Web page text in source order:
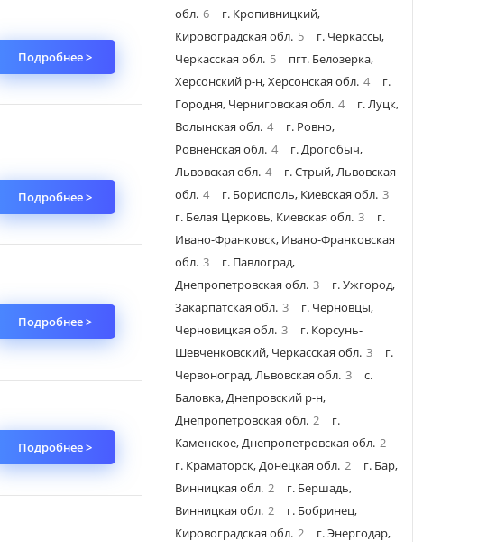
Подробнее >
Подробнее >
Подробнее >
Подробнее >
обл. 6
г. Кропивницкий,
Кировоградская обл. 5
г. Черкассы,
Черкасская обл. 5
пгт. Белозерка,
Херсонский р-н, Херсонская обл. 4
г.
Городня, Черниговская обл. 4
г. Луцк,
Волынская обл. 4
г. Ровно,
Ровненская обл. 4
г. Дрогобыч,
Львовская обл. 4
г. Стрый, Львовская
обл. 4 г. Борисполь, Киевская обл. 3
г. Белая Церковь, Киевская обл. 3
г.
Ивано-Франковск, Ивано-Франковская
обл. 3
г. Павлоград,
Днепропетровская обл. 3
г. Ужгород,
Закарпатская обл. 3
г. Черновцы,
Черновицкая обл. 3
г. Корсунь-
Шевченковский, Черкасская обл. 3
г.
Червоноград, Львовская обл. 3
с.
Баловка, Днепровский р-н,
Днепропетровская обл. 2
г.
Каменское, Днепропетровская обл. 2
г. Краматорск, Донецкая обл. 2
г. Бар,
Винницкая обл. 2
г. Бершадь,
Винницкая обл. 2
г. Бобринец,
Кировоградская обл. 2
г. Энергодар,